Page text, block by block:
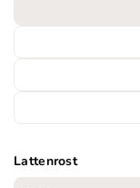
Lattenrost